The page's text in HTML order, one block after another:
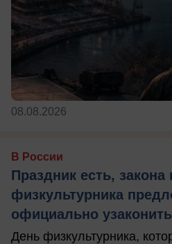
08.08.2026
В России
Праздник есть, закона
физкультурника
официально узаконить
День физкультурника,